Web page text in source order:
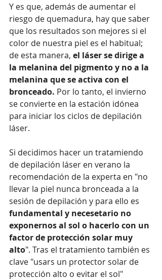
Y es que, además de aumentar el
riesgo de quemadura, hay que saber
que los resultados son mejores si el
color de nuestra piel es el habitual;
de esta manera, el láser se dirige a
la melanina del pigmento y no a la
melanina que se activa con el
bronceado. Por lo tanto, el invierno
se convierte en la estación idónea
para iniciar los ciclos de depilación
láser.
Si decidimos hacer un tratamiendo
de depilación láser en verano la
recomendación de la experta en "no
llevar la piel nunca bronceada a la
sesión de depilación y para ello es
fundamental y necesetario no
exponernos al sol o hacerlo con un
factor de protección solar muy
alto". Tras el tratamiento también es
clave "usars un protector solar de
protección alto o evitar el sol"